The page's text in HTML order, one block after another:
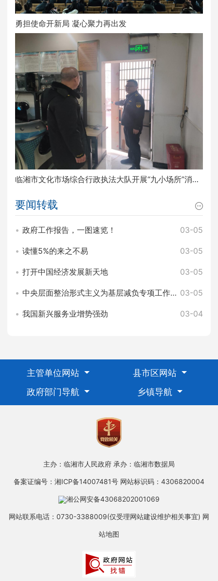
勇担使命开新局 凝心聚力再出发
临湘市文化市场综合行政执法大队开展“九小场所”消防安全排查整治工作
要闻转载
政府工作报告，一图速览！ 03-05
读懂5%的来之不易 03-05
打开中国经济发展新天地 03-05
中央层面整治形式主义为基层减负专项工作机制办公室 中央纪委办公厅公开通报3起整治形式主义为基层减负典型问题 03-05
我国新兴服务业增势强劲 03-04
主管单位网站
县市区网站
政府部门导航
乡镇导航
主办：临湘市人民政府 承办：临湘市数据局
备案证编号：湘ICP备14007481号 网站标识码：4306820004
湘公网安备43068202001069
网站联系电话：0730-3388009(仅受理网站建设维护相关事宜) 网
站地图